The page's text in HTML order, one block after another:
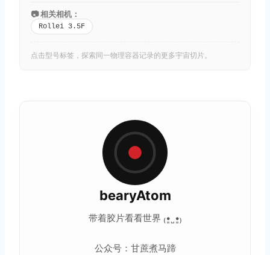
📷 相关相机：
Rollei 3.5F
点击型号标签，探索同一物理容器记录的更多宇宙切片。
bearyAtom
带着胶片看看世界 ₍•͈˽•͈₎
公众号：甘蔗煮马蹄